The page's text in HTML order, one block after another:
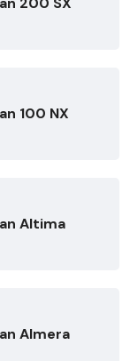
100 NX
Altima
Almera